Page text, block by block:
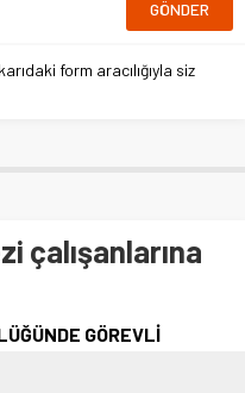
form aracılığıyla siz
çalışanlarına
GÖREVLİ